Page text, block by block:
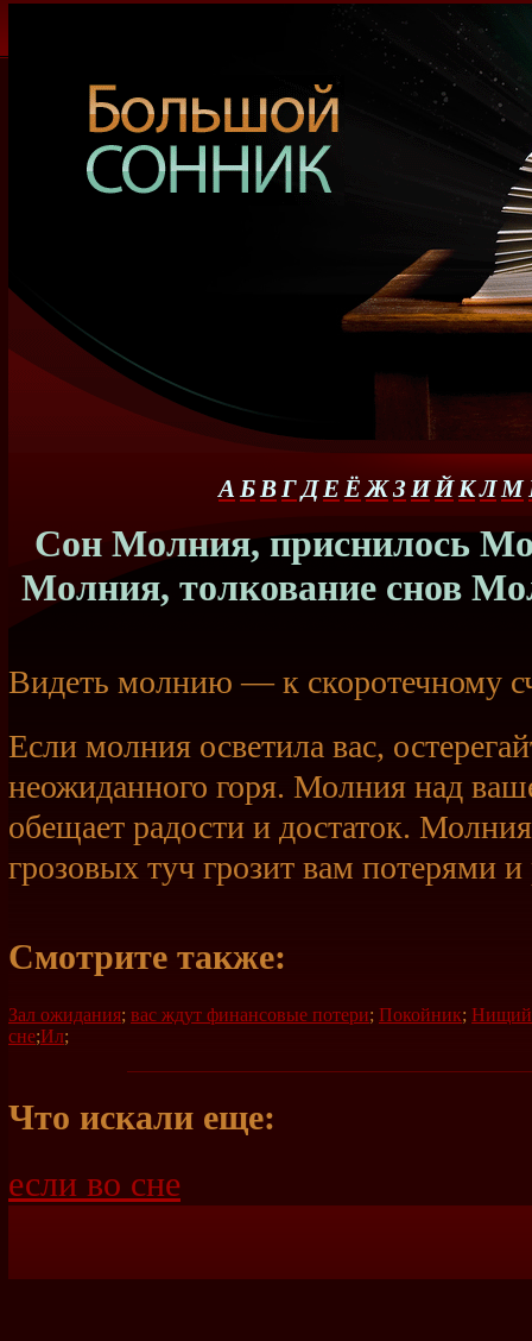
А БВГДЕ Ё ЖЗ ИЙКЛМ
Сон Молния, приснилось
Молния, толкование снов
Видеть молнию — к скоротечному
Если молния осветила вас,
неожиданного горя. Молния над
обещает радости и достаток.
грозовых туч грозит вам потерями
Смотрите также:
Зал ожидания; вас ждут финансовые потери; Покойник; Нищий
сне;Ил;
Что искали еще:
если во сне